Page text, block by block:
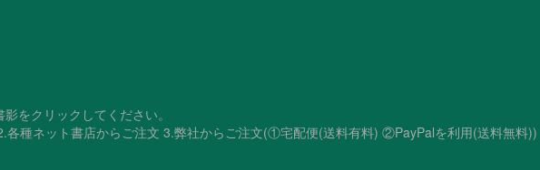
をクリックしてください。
各種ネット書店からご注文 3.弊社からご注文(①宅配便(送料有料) ②PayPalを利用(送料無料))